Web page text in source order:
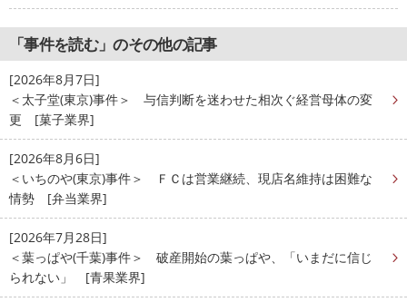
「事件を読む」のその他の記事
[2026年8月7日]
＜太子堂(東京)事件＞ 与信判断を迷わせた相次ぐ経営母体の変
更 [菓子業界]
[2026年8月6日]
＜いちのや(東京)事件＞ ＦＣは営業継続、現店名維持は困難な
情勢 [弁当業界]
[2026年7月28日]
＜葉っぱや(千葉)事件＞ 破産開始の葉っぱや、「いまだに信じ
られない」 [青果業界]